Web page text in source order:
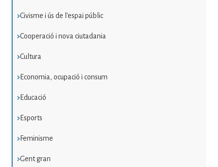
Civisme i ús de l'espai públic
Cooperació i nova ciutadania
Cultura
Economia, ocupació i consum
Educació
Esports
Feminisme
Gent gran